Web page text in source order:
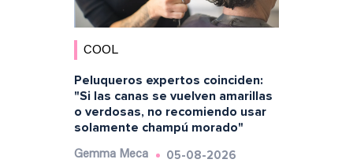
COOL
Peluqueros expertos coinciden:
"Si las canas se vuelven amarillas
o verdosas, no recomiendo usar
solamente champú morado"
Gemma Meca 05-08-2026